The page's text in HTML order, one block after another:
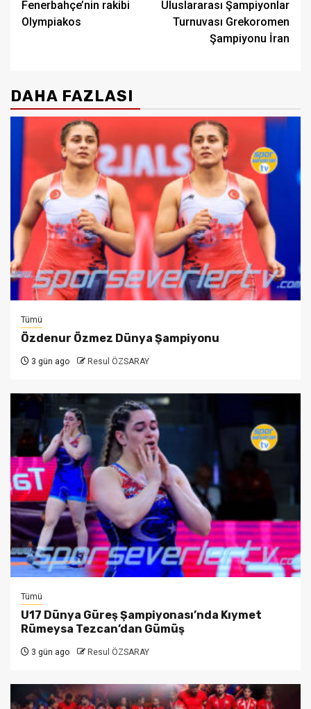
navigation
Fenerbahçe’nin rakibi
Olympiakos
Uluslararası Şampiyonlar
Turnuvası Grekoromen
Şampiyonu İran
DAHA FAZLASI
Tümü
Özdenur Özmez Dünya Şampiyonu
3 gün ago Resul ÖZSARAY
Tümü
U17 Dünya Güreş Şampiyonası’nda Kıymet
Rümeysa Tezcan’dan Gümüş
3 gün ago Resul ÖZSARAY